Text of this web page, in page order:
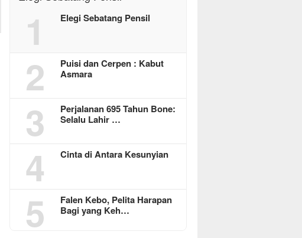
1 Elegi Sebatang Pensil
2
Puisi dan Cerpen : Kabut
Asmara
3
Perjalanan 695 Tahun Bone:
Selalu Lahir …
4 Cinta di Antara Kesunyian
5
Falen Kebo, Pelita Harapan
Bagi yang Keh…